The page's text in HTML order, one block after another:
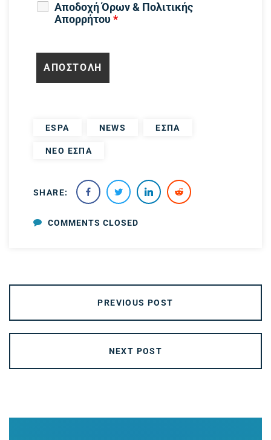
Αποδοχή Όρων & Πολιτικής
Απορρήτου*
ESPA NEWS ΕΣΠΑ
ΝΕΟ ΕΣΠΑ
SHARE:
COMMENTS CLOSED
PREVIOUS POST
NEXT POST